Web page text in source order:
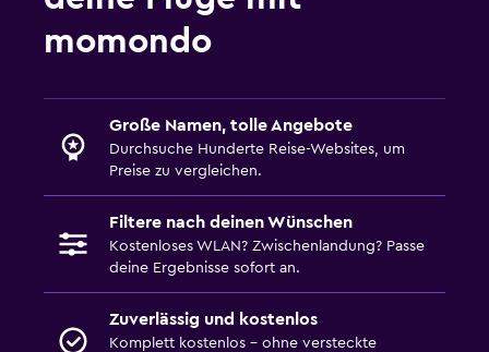
momondo
Große Namen, tolle Angebote
Durchsuche Hunderte Reise-Websites, um
Preise zu vergleichen.
Filtere nach deinen Wünschen
Kostenloses WLAN? Zwischenlandung? Passe
deine Ergebnisse sofort an.
Zuverlässig und kostenlos
Komplett kostenlos – ohne versteckte